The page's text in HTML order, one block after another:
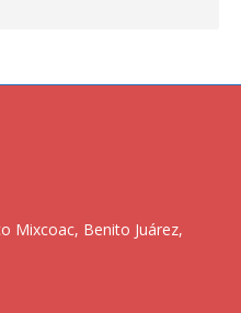
Mixcoac, Benito Juárez,